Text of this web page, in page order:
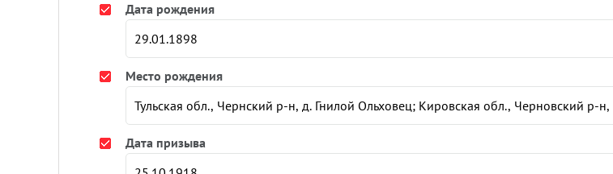
Дата рождения
Место рождения
Дата призыва